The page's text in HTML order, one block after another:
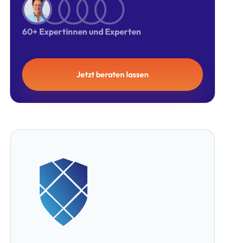
60+ Expertinnen und Experten
Jetzt beraten lassen